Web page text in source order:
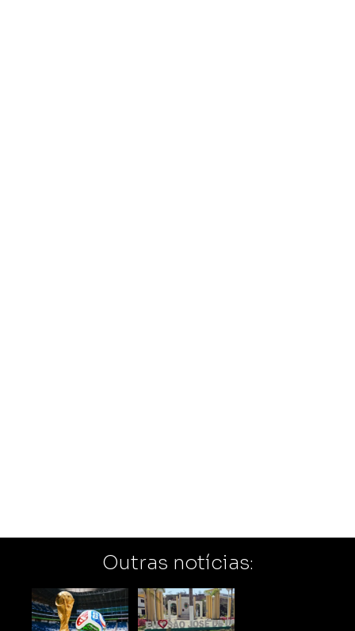
Outras notícias: